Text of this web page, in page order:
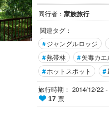
同行者： 家族旅行
関連タグ：
#ジャングルロッジ
#熱帯林 #矢毒カエ
#ホットスポット #
旅行時期： 2014/12/22
17 票